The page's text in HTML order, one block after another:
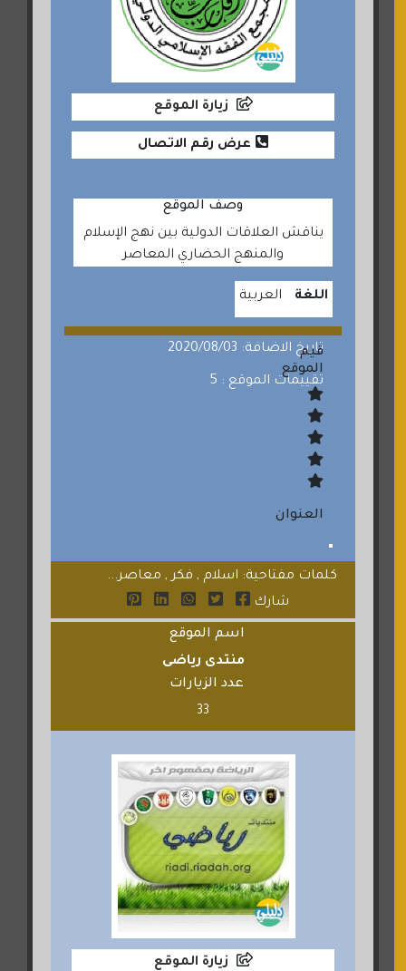
زيارة الموقع
عرض رقم الاتصال
وصف الموقع
يناقش العلاقات الدولية بين نهج الإسلام
والمنهج الحضاري المعاصر
اللغة العربية
تاريخ الاضافة: 2020/08/03
تقييمات الموقع : 5
قيم
الموقع
العنوان
كلمات مفتاحية: اسلام , فكر , معاصر...
شارك
اسم الموقع
منتدى رياضى
عدد الزيارات
33
زيارة الموقع